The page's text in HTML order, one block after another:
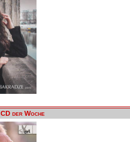
CD der Woche